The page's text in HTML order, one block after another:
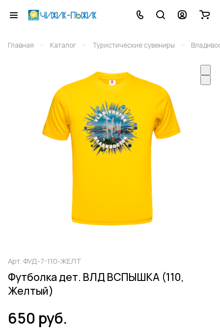
Главная – Каталог – Туристические сувениры –
Арт. ФУД-7-110-ЖЕЛТ
Футболка дет. ВЛД ВСПЫШКА (110,
Желтый)
650 руб.